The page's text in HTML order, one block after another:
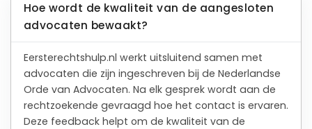
Hoe wordt de kwaliteit van de aangesloten
advocaten bewaakt?
Eersterechtshulp.nl werkt uitsluitend samen met
advocaten die zijn ingeschreven bij de Nederlandse
Orde van Advocaten. Na elk gesprek wordt aan de
rechtzoekende gevraagd hoe het contact is ervaren.
Deze feedback helpt om de kwaliteit van de